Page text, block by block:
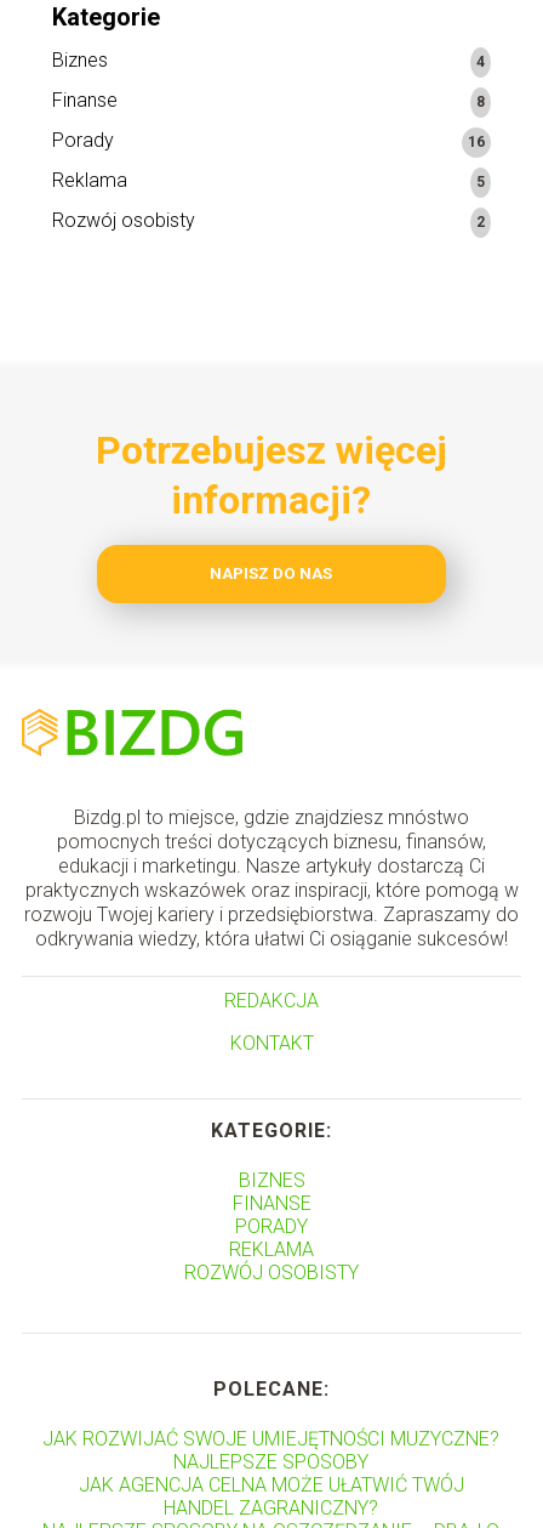
Kategorie
Biznes 4
Finanse 8
Porady 16
Reklama 5
Rozwój osobisty 2
Potrzebujesz więcej
informacji?
NAPISZ DO NAS
Bizdg.pl to miejsce, gdzie znajdziesz mnóstwo
pomocnych treści dotyczących biznesu, finansów,
edukacji i marketingu. Nasze artykuły dostarczą Ci
praktycznych wskazówek oraz inspiracji, które pomogą w
rozwoju Twojej kariery i przedsiębiorstwa. Zapraszamy do
odkrywania wiedzy, która ułatwi Ci osiąganie sukcesów!
REDAKCJA
KONTAKT
KATEGORIE:
BIZNES
FINANSE
PORADY
REKLAMA
ROZWÓJ OSOBISTY
POLECANE:
JAK ROZWIJAĆ SWOJE UMIEJĘTNOŚCI MUZYCZNE?
NAJLEPSZE SPOSOBY
JAK AGENCJA CELNA MOŻE UŁATWIĆ TWÓJ
HANDEL ZAGRANICZNY?